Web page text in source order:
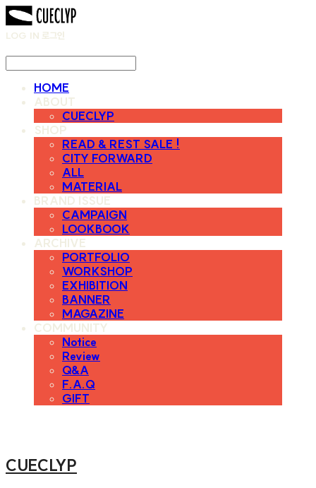
LOG IN 로그인
HOME
ABOUT
CUECLYP
SHOP
READ & REST SALE !
CITY FORWARD
ALL
MATERIAL
BRAND ISSUE
CAMPAIGN
LOOKBOOK
ARCHIVE
PORTFOLIO
WORKSHOP
EXHIBITION
BANNER
MAGAZINE
COMMUNITY
Notice
Review
Q&A
F.A.Q
GIFT
CUECLYP